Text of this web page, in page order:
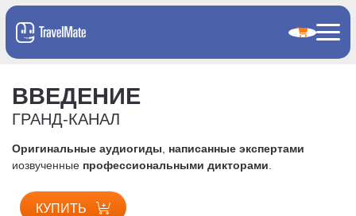
ВВЕДЕНИЕ
ГРАНД-КАНАЛ
Оригинальные аудиогиды
написанные экспертами
иозвученные профессиональными дикторами
КУПИТЬ